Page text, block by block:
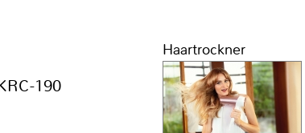
190
Haartrockner